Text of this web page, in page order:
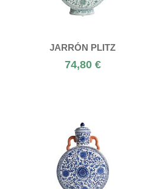
JARRÓN PLITZ
74,80 €